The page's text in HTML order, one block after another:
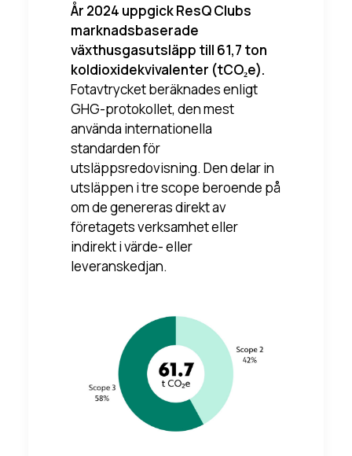
År 2024 uppgick ResQ Clubs
marknadsbaserade
växthusgasutsläpp till 61,7 ton
koldioxidekvivalenter (tCO₂e).
Fotavtrycket beräknades enligt
GHG-protokollet, den mest
använda internationella
standarden för
utsläppsredovisning. Den delar in
utsläppen i tre scope beroende på
om de genereras direkt av
företagets verksamhet eller
indirekt i värde- eller
leveranskedjan.